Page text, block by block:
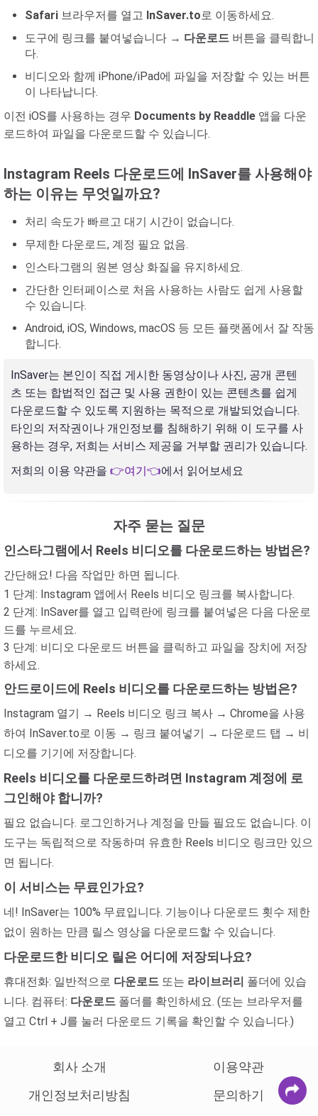
Safari 브라우저를 열고 InSaver.to로 이동하세요.
도구에 링크를 붙여넣습니다 → 다운로드 버튼을 클릭합니
다.
비디오와 함께 iPhone/iPad에 파일을 저장할 수 있는 버튼
이 나타납니다.
이전 iOS를 사용하는 경우 Documents by Readdle 앱을 다운
로드하여 파일을 다운로드할 수 있습니다.
Instagram Reels 다운로드에 InSaver를 사용해야
하는 이유는 무엇일까요?
처리 속도가 빠르고 대기 시간이 없습니다.
무제한 다운로드, 계정 필요 없음.
인스타그램의 원본 영상 화질을 유지하세요.
간단한 인터페이스로 처음 사용하는 사람도 쉽게 사용할
수 있습니다.
Android, iOS, Windows, macOS 등 모든 플랫폼에서 잘 작동
합니다.
InSaver는 본인이 직접 게시한 동영상이나 사진, 공개 콘텐
츠 또는 합법적인 접근 및 사용 권한이 있는 콘텐츠를 쉽게
다운로드할 수 있도록 지원하는 목적으로 개발되었습니다.
타인의 저작권이나 개인정보를 침해하기 위해 이 도구를 사
용하는 경우, 저희는 서비스 제공을 거부할 권리가 있습니다.
저희의 이용 약관을 👉여기👈에서 읽어보세요
자주 묻는 질문
인스타그램에서 Reels 비디오를 다운로드하는 방법은?
간단해요! 다음 작업만 하면 됩니다.
1 단계: Instagram 앱에서 Reels 비디오 링크를 복사합니다.
2 단계: InSaver를 열고 입력란에 링크를 붙여넣은 다음 다운로
드를 누르세요.
3 단계: 비디오 다운로드 버튼을 클릭하고 파일을 장치에 저장
하세요.
안드로이드에 Reels 비디오를 다운로드하는 방법은?
Instagram 열기 → Reels 비디오 링크 복사 → Chrome을 사용
하여 InSaver.to로 이동 → 링크 붙여넣기 → 다운로드 탭 → 비
디오를 기기에 저장합니다.
Reels 비디오를 다운로드하려면 Instagram 계정에 로
그인해야 합니까?
필요 없습니다. 로그인하거나 계정을 만들 필요도 없습니다. 이
도구는 독립적으로 작동하며 유효한 Reels 비디오 링크만 있으
면 됩니다.
이 서비스는 무료인가요?
네! InSaver는 100% 무료입니다. 기능이나 다운로드 횟수 제한
없이 원하는 만큼 릴스 영상을 다운로드할 수 있습니다.
다운로드한 비디오 릴은 어디에 저장되나요?
휴대전화: 일반적으로 다운로드 또는 라이브러리 폴더에 있습
니다. 컴퓨터: 다운로드 폴더를 확인하세요. (또는 브라우저를
열고 Ctrl + J를 눌러 다운로드 기록을 확인할 수 있습니다.)
회사 소개
이용약관
개인정보처리방침
문의하기